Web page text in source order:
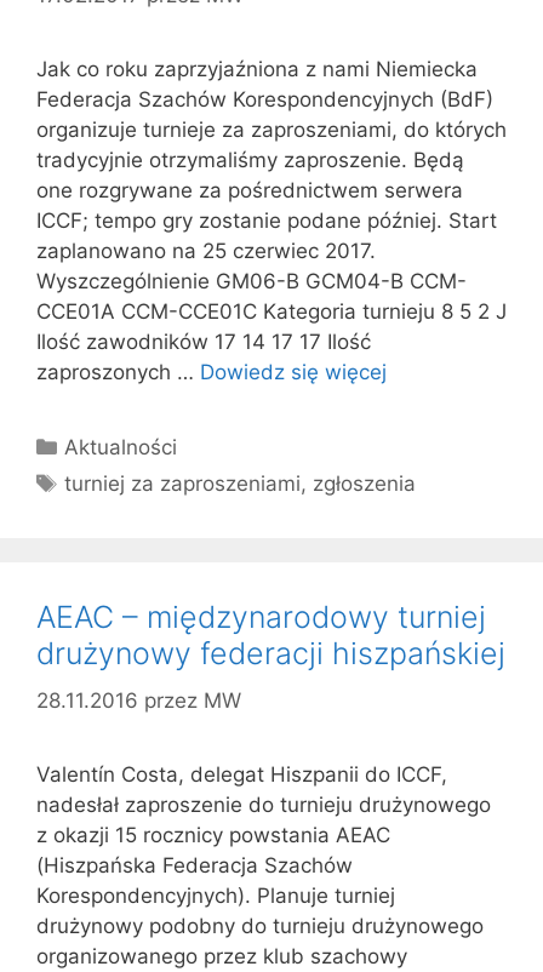
Jak co roku zaprzyjaźniona z nami Niemiecka
Federacja Szachów Korespondencyjnych (BdF)
organizuje turnieje za zaproszeniami, do których
tradycyjnie otrzymaliśmy zaproszenie. Będą
one rozgrywane za pośrednictwem serwera
ICCF; tempo gry zostanie podane później. Start
zaplanowano na 25 czerwiec 2017.
Wyszczególnienie GM06-B GCM04-B CCM-
CCE01A CCM-CCE01C Kategoria turnieju 8 5 2 J
Ilość zawodników 17 14 17 17 Ilość
zaproszonych … Dowiedz się więcej
Kategorie
Aktualności
Tagi
turniej za zaproszeniami, zgłoszenia
AEAC – międzynarodowy turniej
drużynowy federacji hiszpańskiej
28.11.2016 przez MW
Valentín Costa, delegat Hiszpanii do ICCF,
nadesłał zaproszenie do turnieju drużynowego
z okazji 15 rocznicy powstania AEAC
(Hiszpańska Federacja Szachów
Korespondencyjnych). Planuje turniej
drużynowy podobny do turnieju drużynowego
organizowanego przez klub szachowy